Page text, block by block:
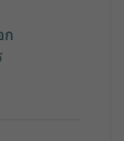
ก